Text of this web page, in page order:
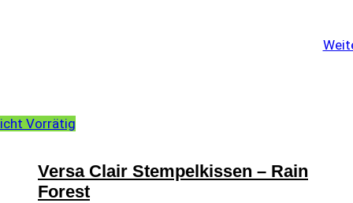
Vorrätig
Versa Clair Stempelkissen – Rain
Forest